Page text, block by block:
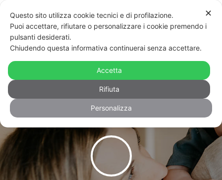
Trento: il Tribunale impone al
Comune la trascrizione di un atto con
due mamme
✕
Questo sito utilizza cookie tecnici e di profilazione.
Puoi accettare, rifiutare o personalizzare i cookie premendo i
pulsanti desiderati.
Chiudendo questa informativa continuerai senza accettare.
Accetta
Rifiuta
Personalizza